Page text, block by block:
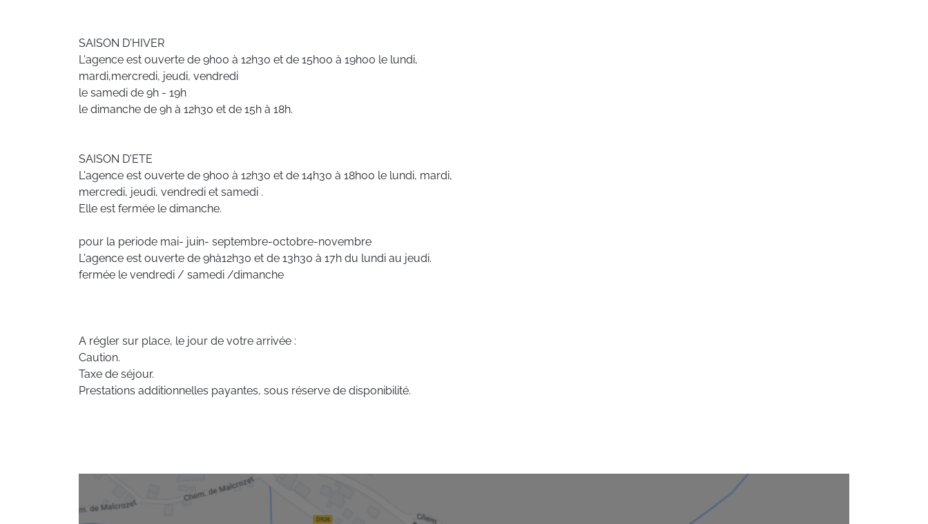
SAISON D'HIVER
L'agence est ouverte de 9h00 à 12h30 et de 15h00 à 19h00 le lundi,
mardi,mercredi, jeudi, vendredi
le samedi de 9h - 19h
le dimanche de 9h à 12h30 et de 15h à 18h.
SAISON D'ETE
L'agence est ouverte de 9h00 à 12h30 et de 14h30 à 18h00 le lundi, mardi,
mercredi, jeudi, vendredi et samedi .
Elle est fermée le dimanche.
pour la periode mai- juin- septembre-octobre-novembre
L'agence est ouverte de 9hà12h30 et de 13h30 à 17h du lundi au jeudi.
fermée le vendredi / samedi /dimanche
A régler sur place, le jour de votre arrivée :
Caution.
Taxe de séjour.
Prestations additionnelles payantes, sous réserve de disponibilité.